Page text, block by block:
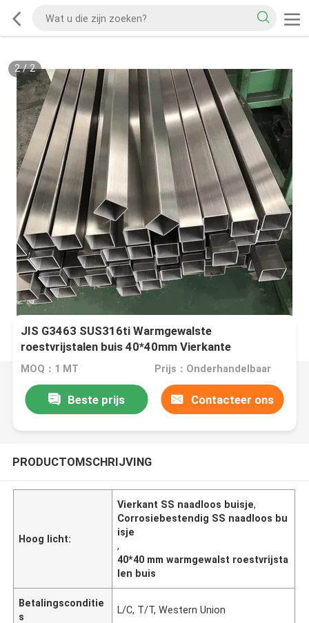
1/2
JIS G3463 SUS316ti Warmgewalste
roestvrijstalen buis 40*40mm Vierkante
Corrosiebestendig SS Naadloos buis Inox buis
MOQ：1 MT Prijs：Onderhandelbaar
Beste prijs Contacteer ons
PRODUCTOMSCHRIJVING
Hoog licht:
Vierkant SS naadloos buisje,
Corrosiebestendig SS naadloos bu
isje
,
40*40 mm warmgewalst roestvrijsta
len buis
Betalingsconditie
s
L/C, T/T, Western Union